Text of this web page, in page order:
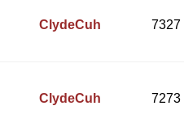
ClydeCuh 7327
ClydeCuh 7273